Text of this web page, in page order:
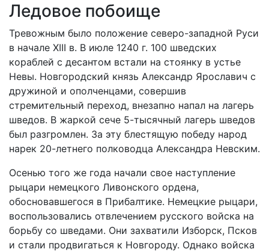
Ледовое побоище
Тревожным было положение северо-западной Руси
в начале XIII в. В июле 1240 г. 100 шведских
кораблей с десантом встали на стоянку в устье
Невы. Новгородский князь Александр Ярославич с
дружиной и ополченцами, совершив
стремительный переход, внезапно напал на лагерь
шведов. В жаркой сече 5-тысячный лагерь шведов
был разгромлен. За эту блестящую победу народ
нарек 20-летнего полководца Александра Невским.
Осенью того же года начали свое наступление
рыцари немецкого Ливонского ордена,
обосновавшегося в Прибалтике. Немецкие рыцари,
воспользовались отвлечением русского войска на
борьбу со шведами. Они захватили Изборск, Псков
и стали продвигаться к Новгороду. Однако войска